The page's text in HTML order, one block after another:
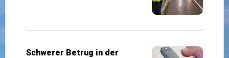
Schwerer Betrug in der